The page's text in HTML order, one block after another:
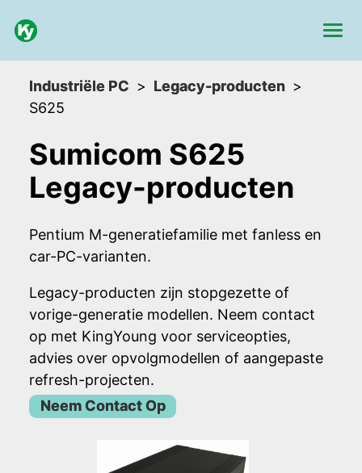
Industriële PC
Legacy-producten
S625
Sumicom S625
Legacy-producten
Pentium M-generatiefamilie met fanless en
car-PC-varianten.
Legacy-producten zijn stopgezette of
vorige-generatie modellen. Neem contact
op met KingYoung voor serviceopties,
advies over opvolgmodellen of aangepaste
refresh-projecten.
Neem Contact Op